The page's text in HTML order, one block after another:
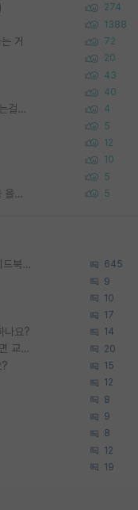
274
1388
거 72
20
43
40
왜 후배가 못하는걸 교수님은 내 책임으로 돌리는걸까요? 4
5
12
10
5
정보보안 연구하는 입장에선 식별가능한 사진을 올리는건 비추이긴함 5
[무료] 2026 미국 대학원 유학 스타터팩 - 가이드북 & 합격자 컨택메일 템플릿 645
9
10
17
나요? 14
SSH 박사과정을 그만두고 지방대 박사로 옮기면 교수의 꿈은 끝일까요? 20
15
12
8
9
8
12
19